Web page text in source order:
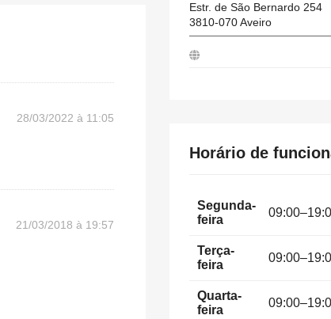
28/03/2022 à 11:05
21/03/2018 à 19:57
Estr. de São Bernardo 254
3810-070Aveiro
Horário de
Segunda-
feira
Terça-
feira
Quarta-
feira